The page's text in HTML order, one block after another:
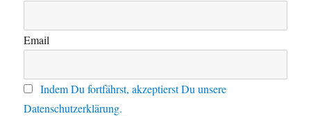
Email
Indem Du fortfährst, akzeptierst Du unsere
Datenschutzerklärung.